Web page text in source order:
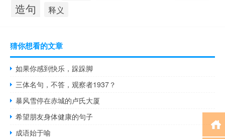
造句 释义
猜你想看的文章
如果你感到快乐，跺跺脚
三体名句，不答，观察者1937？
暴风雪停在赤城的卢氏大厦
希望朋友身体健康的句子
成语始于喻